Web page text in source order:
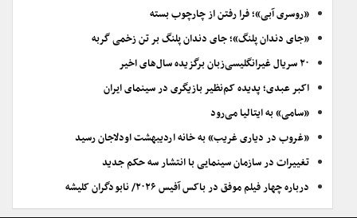
«روسری آبی»؛ فرا رفتن از چارچوب بسته
«جای دندان پلنگ»؛ جای دندان پلنگ بر تن زخمی گربه
۲۰ سریال غیرانگلیسی‌زبان برگزیده سال‌های اخیر
اکبر عبدی؛ پدیده کم‌نظیر بازیگری در سینمای ایران
«سامی» به ایتالیا می‌رود
«غروب در دیاری غریب» به خانه اردیبهشت اودلاجان رسید
تغییرات در سازمان سینمایی با انتشار سه حکم جدید
درباره چهار فیلم موفق در باکس آفیس ۲۰۲۶/ نابودگران کلیشه